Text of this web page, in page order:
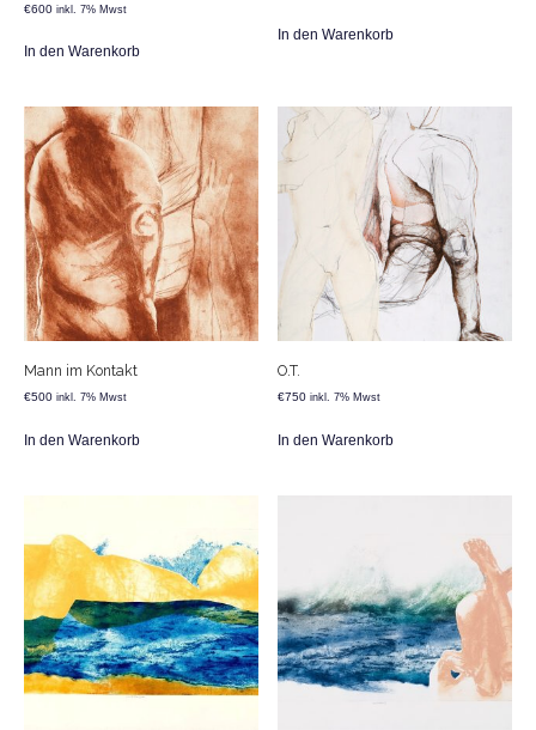
€600 inkl. 7% Mwst
In den Warenkorb
In den Warenkorb
Mann im Kontakt
€500 inkl. 7% Mwst
In den Warenkorb
O.T.
€750 inkl. 7% Mwst
In den Warenkorb